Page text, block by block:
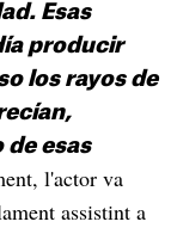
Esas
producir
los rayos de
esas
l'actor va
assistint a